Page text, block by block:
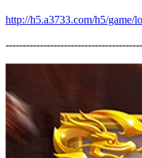
http://h5.a3733.com/h5/game/